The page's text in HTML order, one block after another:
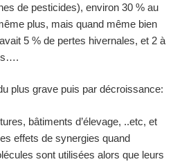
de pesticides), environ 30 % au
plus, mais quand même bien
5 % de pertes hivernales, et 2 à
plus grave puis par décroissance:
bâtiments d’élevage, ..etc, et
effets de synergies quand
sont utilisées alors que leurs